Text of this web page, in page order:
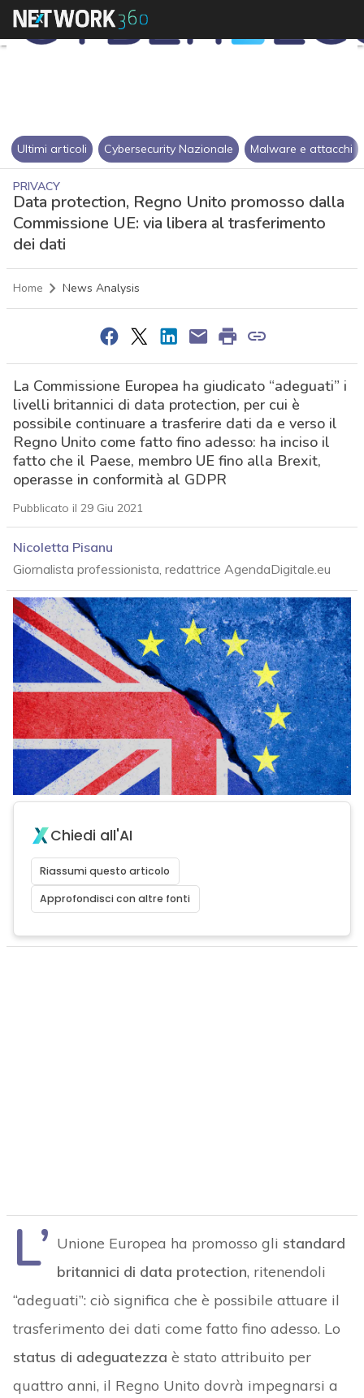
Ultimi articoli Cybersecurity Nazionale Malware e attacchi
PRIVACY
Data protection, Regno Unito promosso dalla
Commissione UE: via libera al trasferimento
dei dati
Home News Analysis
La Commissione Europea ha giudicato “adeguati” i
livelli britannici di data protection, per cui è
possibile continuare a trasferire dati da e verso il
Regno Unito come fatto fino adesso: ha inciso il
fatto che il Paese, membro UE fino alla Brexit,
operasse in conformità al GDPR
Pubblicato il 29 Giu 2021
Nicoletta Pisanu
Giornalista professionista, redattrice AgendaDigitale.eu
Chiedi all'AI
Riassumi questo articolo
Approfondisci con altre fonti
L’ Unione Europea ha promosso gli standard
britannici di data protection, ritenendoli
“adeguati”: ciò significa che è possibile attuare il
trasferimento dei dati come fatto fino adesso. Lo
status di adeguatezza è stato attribuito per
quattro anni, il Regno Unito dovrà impegnarsi a